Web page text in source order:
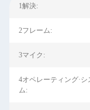
1解決:
2フレーム:
3マイク:
4オペレーティング·シ
ム: